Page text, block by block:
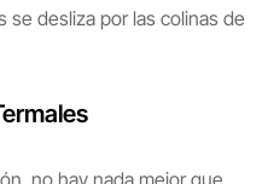
se desliza por las colinas de
no hay nada mejor que